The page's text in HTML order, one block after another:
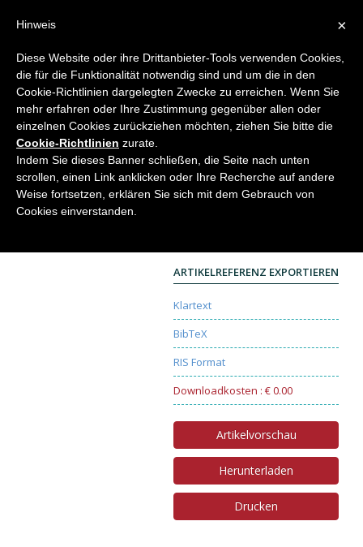
Home
Wege zur neuen Ästhetik
Rolf Reisiger
Elemente der Naturwissenschaft 115, 2021, S.
ARTIKELREFERENZ EXPORTIEREN
Klartext
BibTeX
RIS Format
Downloadkosten : € 0.00
Artikelvorschau
Herunterladen
Drucken
×
Hinweis
Diese Website oder ihre Drittanbieter-Tools verwenden Cookies,
die für die Funktionalität notwendig sind und um die in den
Cookie-Richtlinien dargelegten Zwecke zu erreichen. Wenn Sie
mehr erfahren oder Ihre Zustimmung gegenüber allen oder
einzelnen Cookies zurückziehen möchten, ziehen Sie bitte die
Cookie-Richtlinien zurate.
Indem Sie dieses Banner schließen, die Seite nach unten
scrollen, einen Link anklicken oder Ihre Recherche auf andere
Weise fortsetzen, erklären Sie sich mit dem Gebrauch von
Cookies einverstanden.